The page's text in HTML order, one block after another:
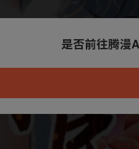
本章节仅支持App阅
户7天
是否前往腾漫